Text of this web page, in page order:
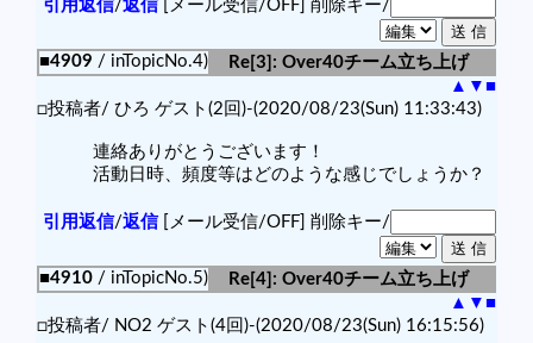
引用返信/返信[メール受信/OFF] 削除キー/
■4909 / inTopicNo.4)
Re[3]: Over40チーム立ち上げ
▲ ▼ ■
□投稿者/ ひろ ゲスト(2回)-(2020/08/23(Sun) 11:33:43)
連絡ありがとうございます！
活動日時、頻度等はどのような感じでしょうか？
引用返信/返信[メール受信/OFF] 削除キー/
■4910 / inTopicNo.5)
Re[4]: Over40チーム立ち上げ
▲ ▼ ■
□投稿者/ NO2 ゲスト(4回)-(2020/08/23(Sun) 16:15:56)